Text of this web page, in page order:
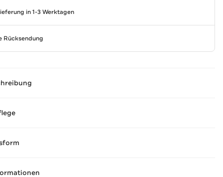
in 1-3 Werktagen
Rücksendung